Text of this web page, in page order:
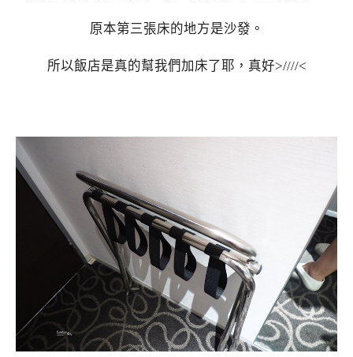
原本第三張床的地方是沙發。
所以飯店是真的幫我們加床了耶，真好>////<